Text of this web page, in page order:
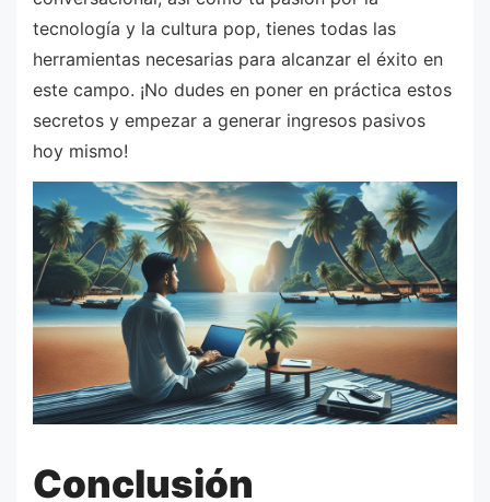
tecnología y la cultura pop, tienes todas las
herramientas necesarias para alcanzar el éxito en
este campo. ¡No dudes en poner en práctica estos
secretos y empezar a generar ingresos pasivos
hoy mismo!
Conclusión